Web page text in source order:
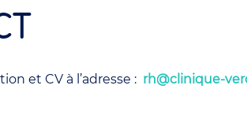
et CV à l’adresse : rh@clinique-